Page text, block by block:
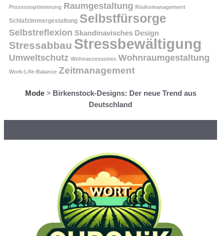
Prozessoptimierung Raumgestaltung Risikomanagement
Schlafzimmergestaltung Selbstfürsorge
Selbstreflexion Skandinavisches Design
Stressabbau Stressbewältigung
Umweltschutz Wohnaccessoires Wohnraumgestaltung
Work-Life-Balance Zeitmanagement
Mode> Birkenstock-Designs: Der neue Trend aus
Deutschland